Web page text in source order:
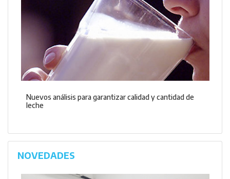
Nuevos análisis para garantizar calidad y cantidad de
leche
NOVEDADES